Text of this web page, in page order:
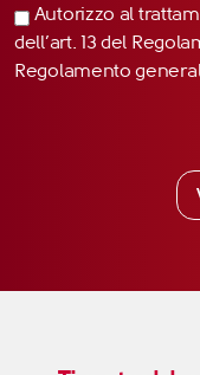
Autorizzo al
dell’art. 13 del
Regolamento